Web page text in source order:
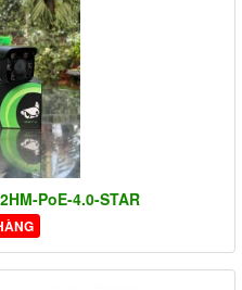
PoE-4.0-STAR